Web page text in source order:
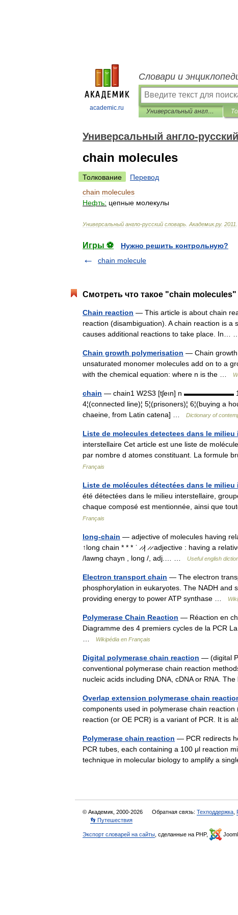
academic.ru
Словари и
Универсальный англо-русский словарь
Универсальный англо-
chain molecules
Толкование
Перевод
chain molecules
Нефть: цепные молекулы
Универсальный англо-русский словарь Академик.ру. 2011
Игры ⚽
Нужно решить контрольную?
chain molecule
Смотреть что такое "chain
Chain reaction — This article is about chain
reaction (disambiguation). A chain reaction is
causes additional reactions to take place. In…
Chain growth polymerisation — Chain growth
unsaturated monomer molecules add on to a
with the chemical equation: where n is the …
chain — chain1 W2S3 [tʃeın] n ▬▬▬▬▬▬▬
4¦(connected line)¦ 5¦(prisoners)¦
chaeine, from Latin catena] …
Dictionary of
Liste de molecules detectees dans le milieu
interstellaire Cet article est une liste de
par nombre d atomes constituant. La formule
Français
Liste de molécules détectées dans le milieu
été détectées dans le milieu interstellaire,
chaque composé est mentionnée, ainsi que
Français
long-chain — adjective of molecules having
↑long chain * * * ˈ ̷ ̷| ̷ ̷ adjective : having a
/lawng chayn , long /, adj.… …
Useful english
Electron transport chain — The electron
phosphorylation in eukaryotes. The NADH and
providing energy to power ATP synthase …
Polymerase Chain Reaction — Réaction en
Diagramme des 4 premiers cycles de la PCR
Wikipédia en Français
Digital polymerase chain reaction — (digital
conventional polymerase chain reaction
nucleic acids including DNA, cDNA or RNA.
Overlap extension polymerase chain
components used in polymerase chain
reaction (or OE PCR) is a variant of PCR. It
Polymerase chain reaction — PCR redirects
PCR tubes, each containing a 100 μl reaction
technique in molecular biology to amplify a
© Академик, 2000-2026 Обратная связь: Техподдержка
👣 Путешествия
Экспорт словарей на сайты , сделанные на PHP,